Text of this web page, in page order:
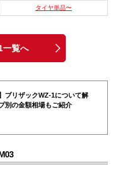
タイヤ単品〜
一覧へ
ブリザックWZ‑1について解
別の金額相場もご紹介